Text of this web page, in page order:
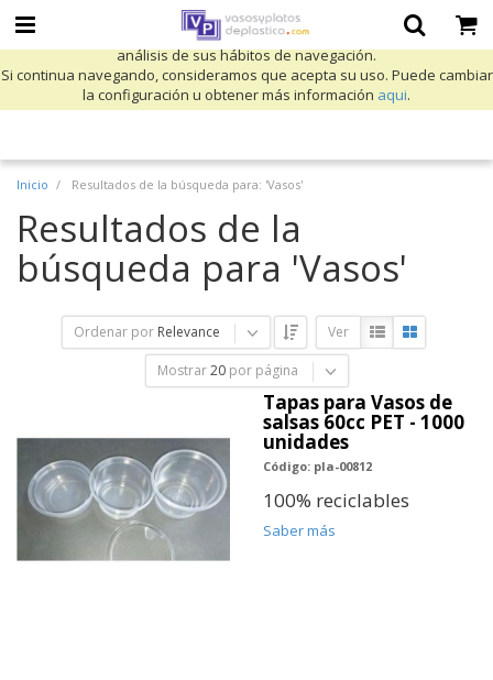
Utilizamos cookies propias y de terceros para mejorar nuestros servicios
y mostrarle publicidad relacionada con sus preferencias mediante el
análisis de sus hábitos de navegación.
Si continua navegando, consideramos que acepta su uso. Puede cambiar
la configuración u obtener más información aqui.
Inicio Resultados de la búsqueda para: 'Vasos'
Resultados de la
búsqueda para 'Vasos'
Ordenar por Relevance Ver
Mostrar 20 por página
Tapas para Vasos de
salsas 60cc PET - 1000
unidades
Código: pla-00812
100% reciclables
Saber más